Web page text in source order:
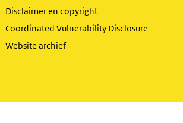
Disclaimer en copyright
Coordinated Vulnerability Disclosure
Website archief